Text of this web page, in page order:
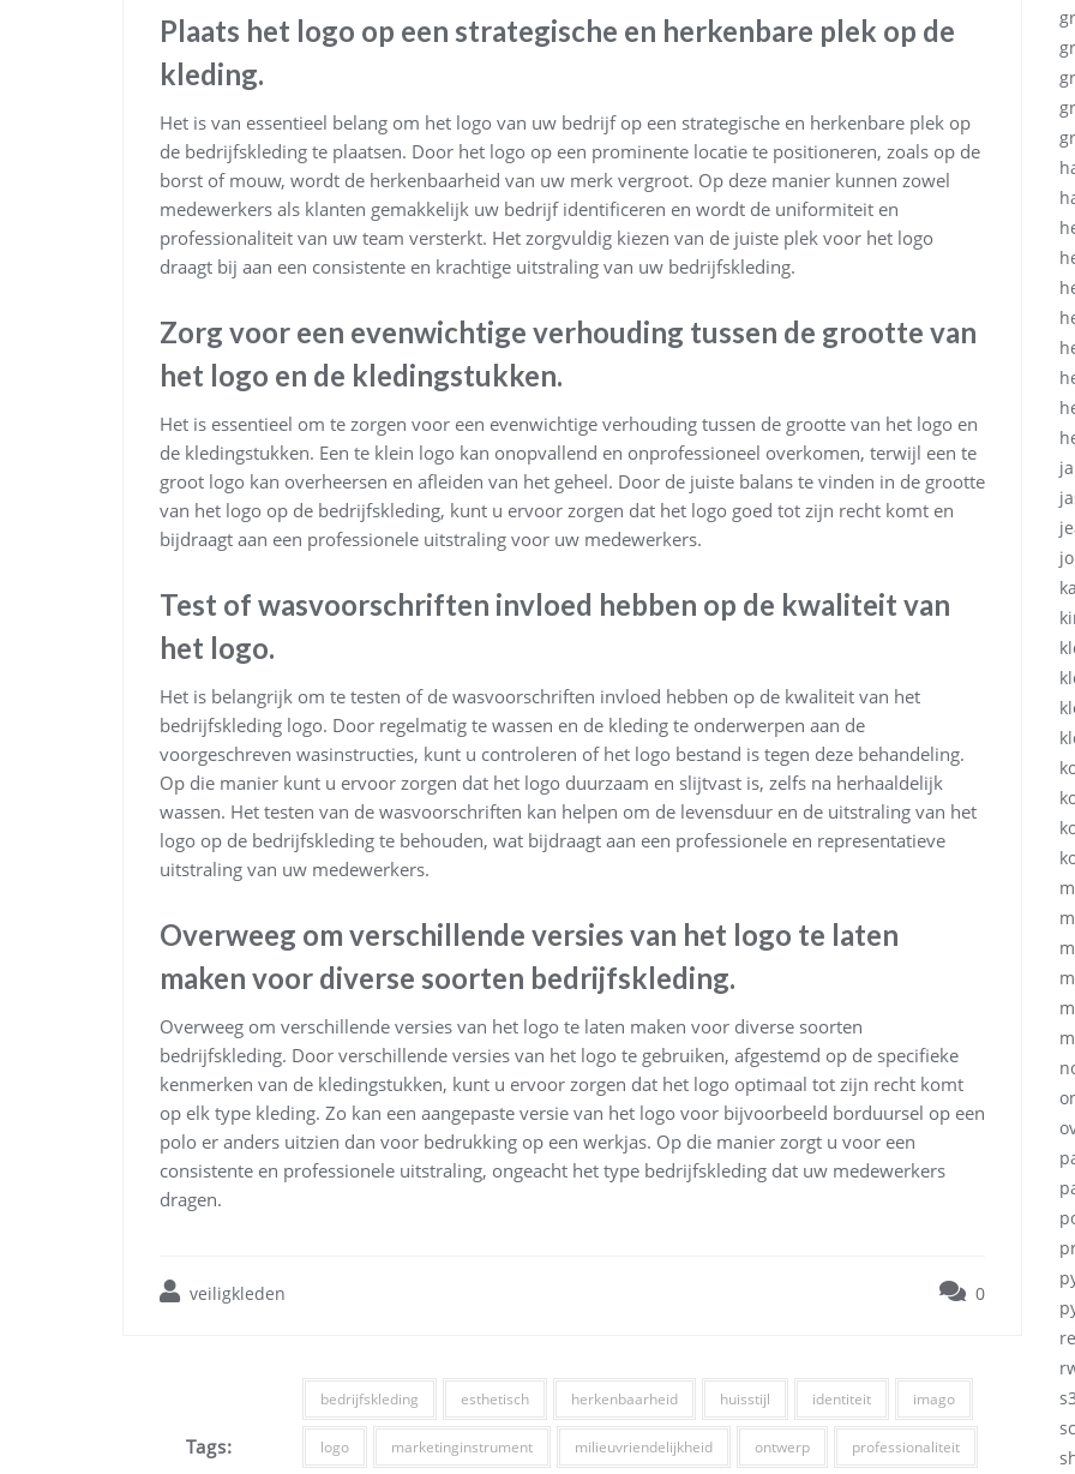
Plaats het logo op een strategische en herkenbare plek op de
kleding.
Het is van essentieel belang om het logo van uw bedrijf op een strategische en herkenbare plek op
de bedrijfskleding te plaatsen. Door het logo op een prominente locatie te positioneren, zoals op de
borst of mouw, wordt de herkenbaarheid van uw merk vergroot. Op deze manier kunnen zowel
medewerkers als klanten gemakkelijk uw bedrijf identificeren en wordt de uniformiteit en
professionaliteit van uw team versterkt. Het zorgvuldig kiezen van de juiste plek voor het logo
draagt bij aan een consistente en krachtige uitstraling van uw bedrijfskleding.
Zorg voor een evenwichtige verhouding tussen de grootte van
het logo en de kledingstukken.
Het is essentieel om te zorgen voor een evenwichtige verhouding tussen de grootte van het logo en
de kledingstukken. Een te klein logo kan onopvallend en onprofessioneel overkomen, terwijl een te
groot logo kan overheersen en afleiden van het geheel. Door de juiste balans te vinden in de grootte
van het logo op de bedrijfskleding, kunt u ervoor zorgen dat het logo goed tot zijn recht komt en
bijdraagt aan een professionele uitstraling voor uw medewerkers.
Test of wasvoorschriften invloed hebben op de kwaliteit van
het logo.
Het is belangrijk om te testen of de wasvoorschriften invloed hebben op de kwaliteit van het
bedrijfskleding logo. Door regelmatig te wassen en de kleding te onderwerpen aan de
voorgeschreven wasinstructies, kunt u controleren of het logo bestand is tegen deze behandeling.
Op die manier kunt u ervoor zorgen dat het logo duurzaam en slijtvast is, zelfs na herhaaldelijk
wassen. Het testen van de wasvoorschriften kan helpen om de levensduur en de uitstraling van het
logo op de bedrijfskleding te behouden, wat bijdraagt aan een professionele en representatieve
uitstraling van uw medewerkers.
Overweeg om verschillende versies van het logo te laten
maken voor diverse soorten bedrijfskleding.
Overweeg om verschillende versies van het logo te laten maken voor diverse soorten
bedrijfskleding. Door verschillende versies van het logo te gebruiken, afgestemd op de specifieke
kenmerken van de kledingstukken, kunt u ervoor zorgen dat het logo optimaal tot zijn recht komt
op elk type kleding. Zo kan een aangepaste versie van het logo voor bijvoorbeeld borduursel op een
polo er anders uitzien dan voor bedrukking op een werkjas. Op die manier zorgt u voor een
consistente en professionele uitstraling, ongeacht het type bedrijfskleding dat uw medewerkers
dragen.
veiligkleden 0
Tags:
bedrijfskleding esthetisch herkenbaarheid huisstijl identiteit imago
logo marketinginstrument milieuvriendelijkheid ontwerp professionaliteit
s3